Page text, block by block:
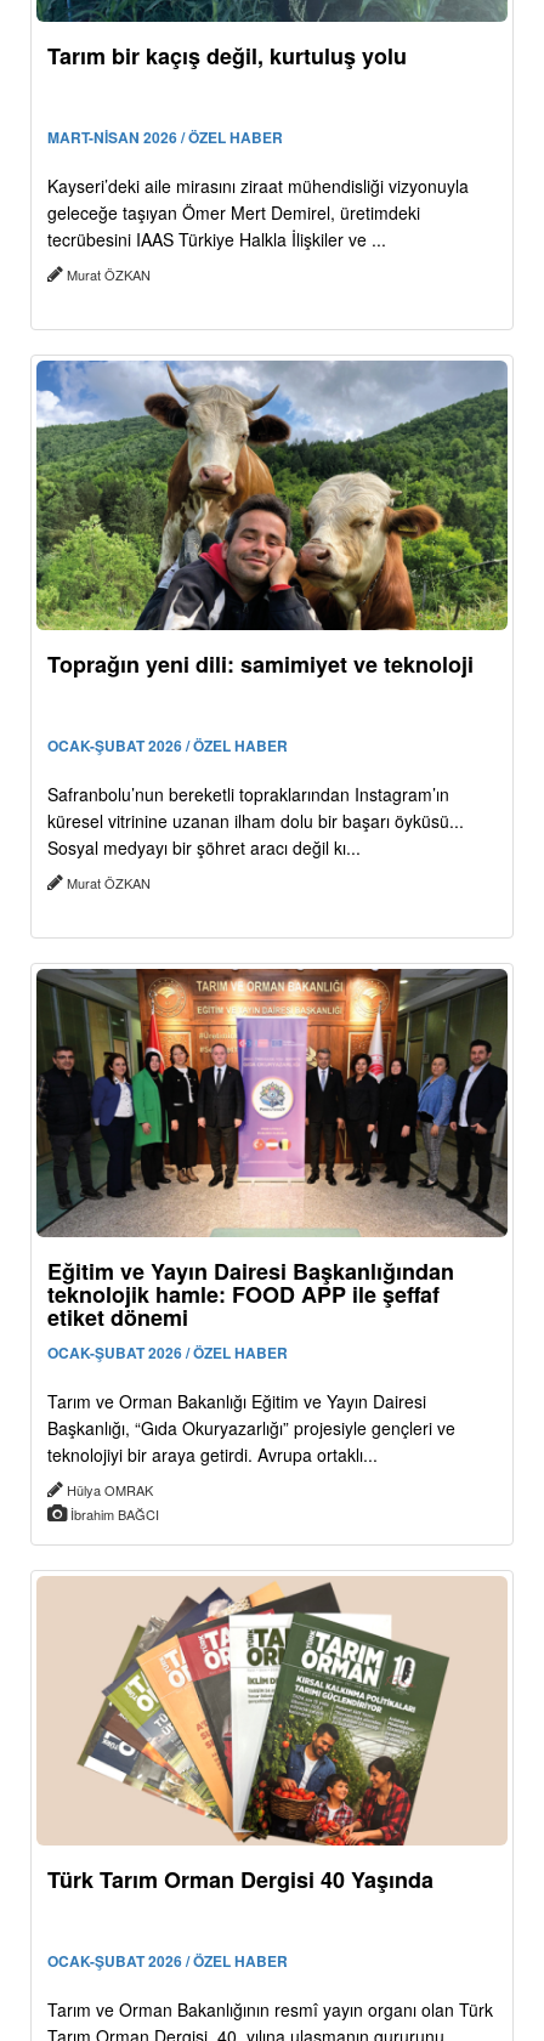
Tarım bir kaçış değil, kurtuluş yolu
MART-NİSAN 2026 / ÖZEL HABER
Kayseri’deki aile mirasını ziraat mühendisliği vizyonuyla
geleceğe taşıyan Ömer Mert Demirel, üretimdeki
tecrübesini IAAS Türkiye Halkla İlişkiler ve ...
Murat ÖZKAN
Toprağın yeni dili: samimiyet ve teknoloji
OCAK-ŞUBAT 2026 / ÖZEL HABER
Safranbolu’nun bereketli topraklarından Instagram’ın
küresel vitrinine uzanan ilham dolu bir başarı öyküsü...
Sosyal medyayı bir şöhret aracı değil kı...
Murat ÖZKAN
Eğitim ve Yayın Dairesi Başkanlığından
teknolojik hamle: FOOD APP ile şeffaf
etiket dönemi
OCAK-ŞUBAT 2026 / ÖZEL HABER
Tarım ve Orman Bakanlığı Eğitim ve Yayın Dairesi
Başkanlığı, “Gıda Okuryazarlığı” projesiyle gençleri ve
teknolojiyi bir araya getirdi. Avrupa ortaklı...
Hülya OMRAK
İbrahim BAĞCI
Türk Tarım Orman Dergisi 40 Yaşında
OCAK-ŞUBAT 2026 / ÖZEL HABER
Tarım ve Orman Bakanlığının resmî yayın organı olan Türk
Tarım Orman Dergisi, 40. yılına ulaşmanın gururunu